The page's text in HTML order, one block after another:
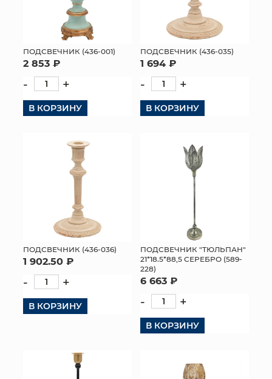
ПОДСВЕЧНИК (436-001)
2 853 ₽
- +
В КОРЗИНУ
ПОДСВЕЧНИК (436-035)
1 694 ₽
- +
В КОРЗИНУ
ПОДСВЕЧНИК (436-036)
1 902.50 ₽
- +
В КОРЗИНУ
ПОДСВЕЧНИК "ТЮЛЬПАН"
21*18.5*88,5 СЕРЕБРО (589-
228)
6 663 ₽
- +
В КОРЗИНУ